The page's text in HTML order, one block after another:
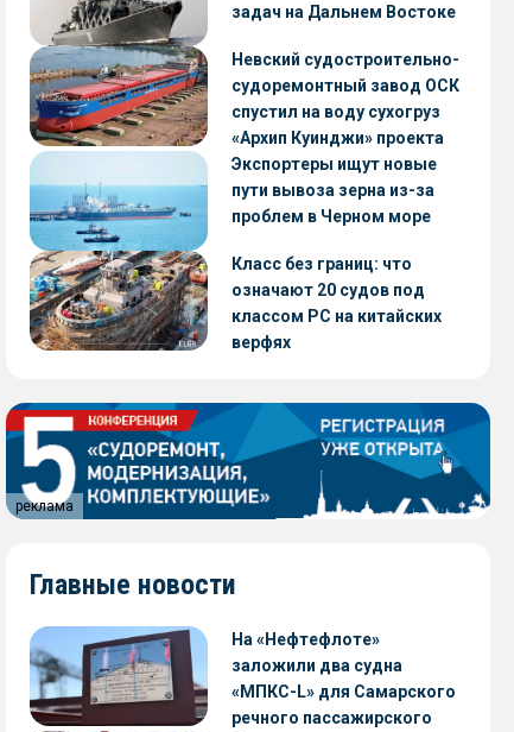
задач на Дальнем Востоке
Невский судостроительно-
судоремонтный завод ОСК
спустил на воду сухогруз
«Архип Куинджи» проекта
RSD59
Экспортеры ищут новые
пути вывоза зерна из-за
проблем в Черном море
Класс без границ: что
означают 20 судов под
классом РС на китайских
верфях
реклама
Главные новости
На «Нефтефлоте»
заложили два судна
«МПКС-L» для Самарского
речного пассажирского